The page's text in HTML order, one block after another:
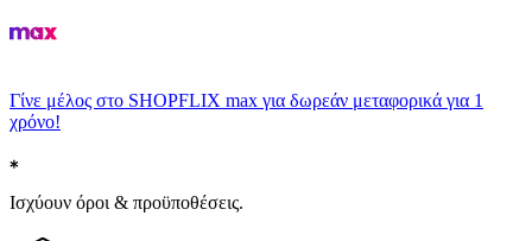
Γίνε μέλος στο SHOPFLIX max για δωρεάν μεταφορικά για 1
χρόνο!
Ισχύουν όροι & προϋποθέσεις.